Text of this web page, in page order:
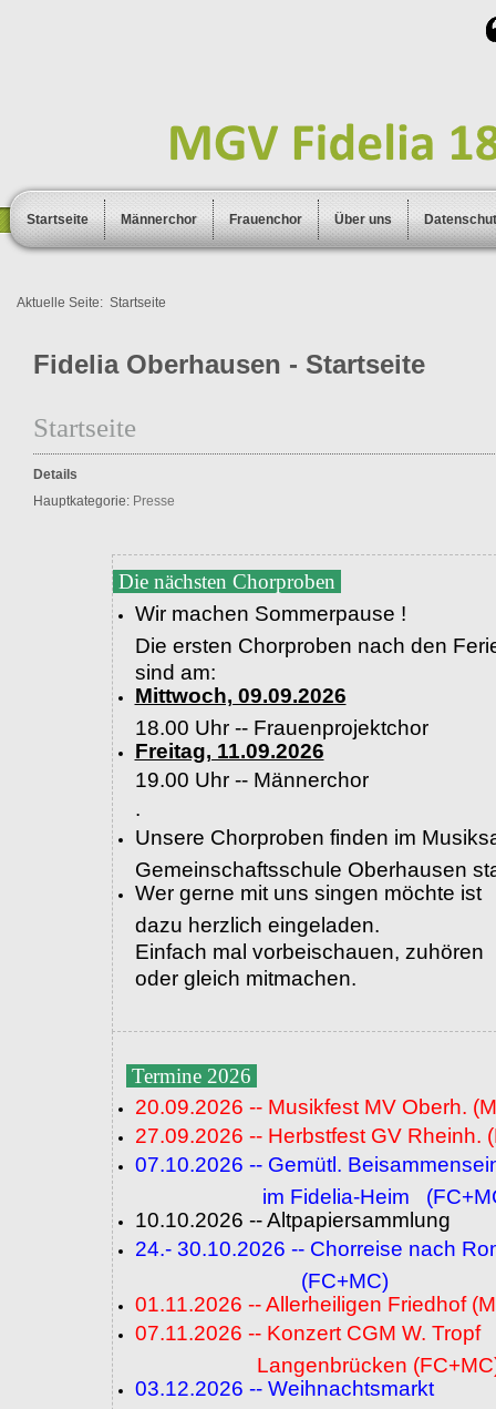
Startseite Männerchor Frauenchor Über uns
Aktuelle Seite: Startseite
Fidelia Oberhausen - Startseite
Startseite
Details
Hauptkategorie: Presse
Die nächsten Chorproben
Wir machen Sommerpause !
Die ersten Chorproben nach den
sind am:
Mittwoch, 09.09.2026
18.00 Uhr -- Frauenprojektchor
Freitag, 11.09.2026
19.00 Uhr -- Männerchor
.
Unsere Chorproben finden im
Gemeinschaftsschule Oberhausen
Wer gerne mit uns singen möchte ist
dazu herzlich eingeladen.
Einfach mal vorbeischauen, zuhören
oder gleich mitmachen.
Termine 2026
20.09.2026 -- Musikfest MV Oberh.
27.09.2026 -- Herbstfest GV Rheinh.
07.10.2026 -- Gemütl.
im Fidelia-Heim
10.10.2026 -- Altpapiersammlung
24.- 30.10.2026 -- Chorreise nach
(FC+MC)
01.11.2026 -- Allerheiligen Friedhof
07.11.2026 -- Konzert CGM W. Tropf
Langenbrücken
03.12.2026 -- Weihnachtsmarkt